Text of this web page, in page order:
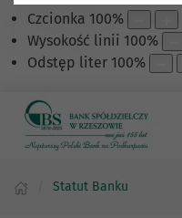
Czcionka 100%
Wysokość linii 100%
Odstęp liter 100%
Statut Banku